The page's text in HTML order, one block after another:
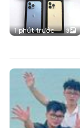
1 phút trước 3